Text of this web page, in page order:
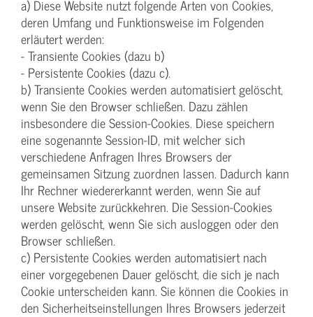
a) Diese Website nutzt folgende Arten von Cookies,
deren Umfang und Funktionsweise im Folgenden
erläutert werden:
- Transiente Cookies (dazu b)
- Persistente Cookies (dazu c).
b) Transiente Cookies werden automatisiert gelöscht,
wenn Sie den Browser schließen. Dazu zählen
insbesondere die Session-Cookies. Diese speichern
eine sogenannte Session-ID, mit welcher sich
verschiedene Anfragen Ihres Browsers der
gemeinsamen Sitzung zuordnen lassen. Dadurch kann
Ihr Rechner wiedererkannt werden, wenn Sie auf
unsere Website zurückkehren. Die Session-Cookies
werden gelöscht, wenn Sie sich ausloggen oder den
Browser schließen.
c) Persistente Cookies werden automatisiert nach
einer vorgegebenen Dauer gelöscht, die sich je nach
Cookie unterscheiden kann. Sie können die Cookies in
den Sicherheitseinstellungen Ihres Browsers jederzeit